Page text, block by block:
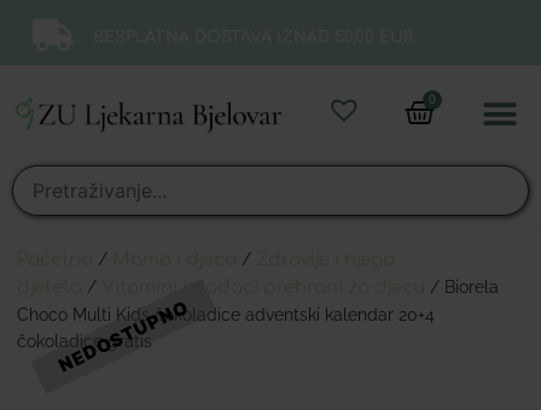
0
/ /
/
/ Biorela
Choco Multi Kids čokoladice adventski kalendar 20+4
čokoladice gratis